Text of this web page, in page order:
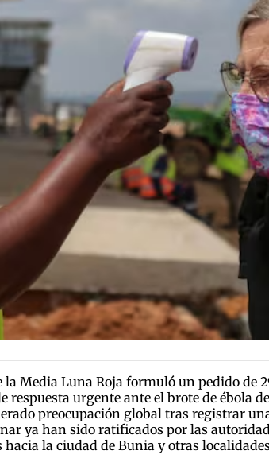
la Media Luna Roja formuló un pedido
urgente ante el brote de ébola
preocupación global tras registrar
ya han sido ratificados por las
la ciudad de Bunia y otras